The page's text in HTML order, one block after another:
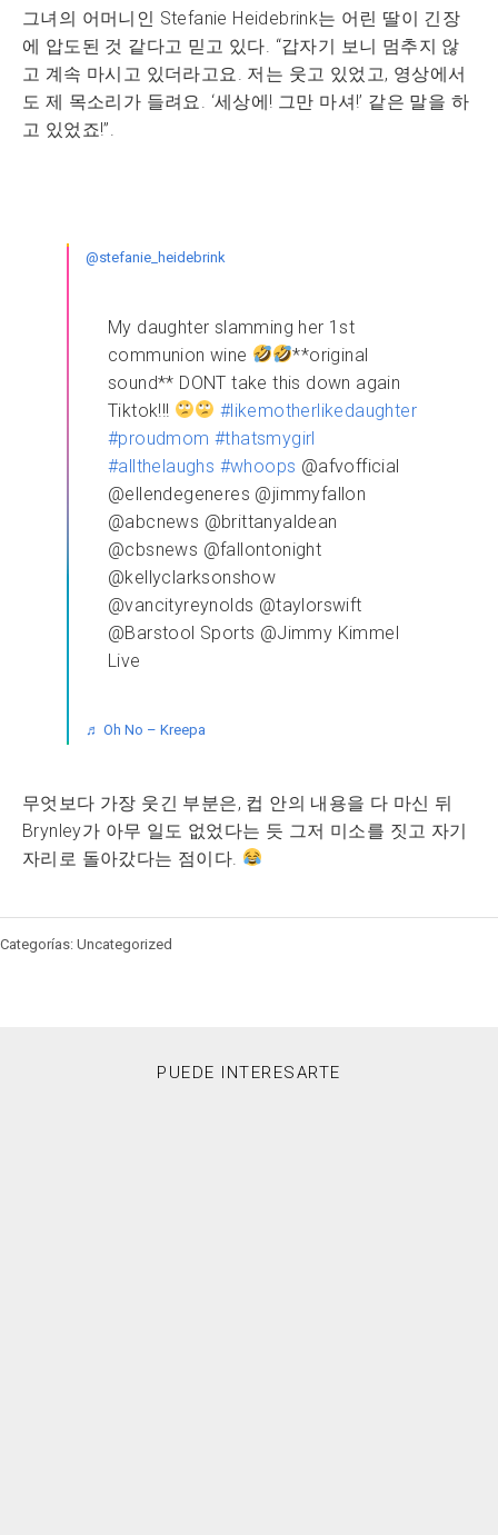
그녀의 어머니인 Stefanie Heidebrink는 어린 딸이 긴장
에 압도된 것 같다고 믿고 있다. “갑자기 보니 멈추지 않
고 계속 마시고 있더라고요. 저는 웃고 있었고, 영상에서
도 제 목소리가 들려요. ‘세상에! 그만 마셔!’ 같은 말을 하
고 있었죠!”.
@stefanie_heidebrink
My daughter slamming her 1st
communion wine
**original
sound** DONT take this down again
Tiktok!!!
#likemotherlikedaughter
#proudmom #thatsmygirl
#allthelaughs #whoops @afvofficial
@ellendegeneres @jimmyfallon
@abcnews @brittanyaldean
@cbsnews @fallontonight
@kellyclarksonshow
@vancityreynolds @taylorswift
@Barstool Sports @Jimmy Kimmel
Live
♬ Oh No – Kreepa
무엇보다 가장 웃긴 부분은, 컵 안의 내용을 다 마신 뒤
Brynley가 아무 일도 없었다는 듯 그저 미소를 짓고 자기
자리로 돌아갔다는 점이다.
Categorías: Uncategorized
PUEDE INTERESARTE